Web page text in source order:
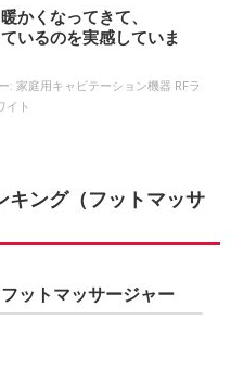
かくなってきて、
いるのを実感していま
家庭用キャビテーション機器 RFラ
イト
キング（フットマッサ
トマッサージャー